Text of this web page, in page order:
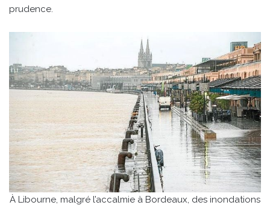
prudence.
À Libourne, malgré l’accalmie à Bordeaux, des inondations